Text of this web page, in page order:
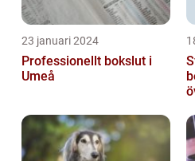
23 januari 2024
Professionellt bokslut i
Umeå